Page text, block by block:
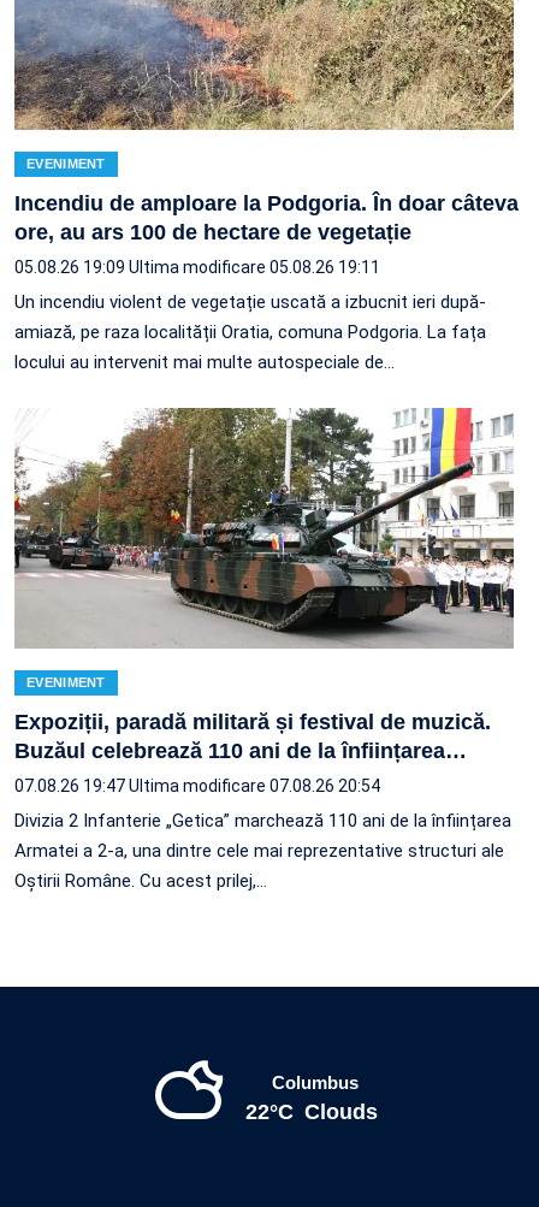
EVENIMENT
Incendiu de amploare la Podgoria. În doar câteva
ore, au ars 100 de hectare de vegetație
05.08.26 19:09 Ultima modificare 05.08.26 19:11
Un incendiu violent de vegetație uscată a izbucnit ieri după-
amiază, pe raza localității Oratia, comuna Podgoria. La fața
locului au intervenit mai multe autospeciale de…
EVENIMENT
Expoziții, paradă militară și festival de muzică.
Buzăul celebrează 110 ani de la înființarea…
07.08.26 19:47Ultima modificare 07.08.26 20:54
Divizia 2 Infanterie „Getica” marchează 110 ani de la înființarea
Armatei a 2-a, una dintre cele mai reprezentative structuri ale
Oștirii Române. Cu acest prilej,…
Columbus
22°C Clouds